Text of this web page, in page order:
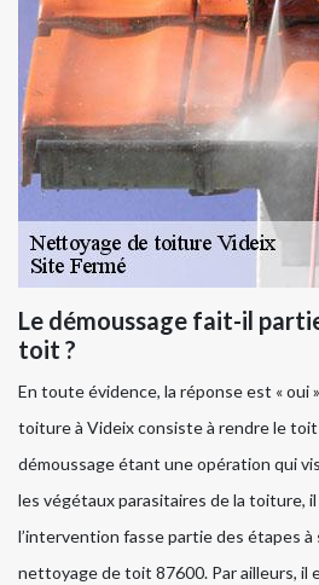
Le démoussage fait-il
toit ?
En toute évidence, la réponse est « oui
toiture à Videix consiste à rendre le
démoussage étant une opération qui
les végétaux parasitaires de la toiture,
l’intervention fasse partie des étapes
nettoyage de toit 87600. Par ailleurs, il